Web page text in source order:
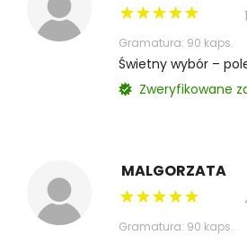
Gramatura: 90 kaps.
Świetny wybór –
Zweryfikowane
MALGORZATA
Gramatura: 90 kaps.